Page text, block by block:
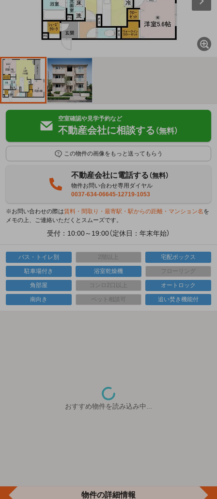
空室確認や見学予約など
不動産会社に相談する （無料）
この物件の画像をもっと送ってもらう
不動産会社に電話する（無料）
物件お問い合わせ専用ダイヤル
0037-634-06645-12719-1053
※お問い合わせの際は賃料・間取り・最寄駅・駅からの距離・マンション名 を
メモの上、ご連絡いただくとスムーズです。
受付：10:00～19:00（定休日：年末年始）
バス・トイレ別 2階以上 宅配ボックス
駐車場付き 浴室乾燥機 フローリング
角部屋 コンロ2口以上 オートロック
南向き ペット相談可 追い焚き機能付
おすすめ物件を読み込み中...
物件の詳細情報